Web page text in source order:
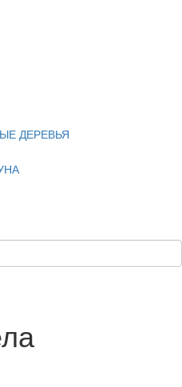
ДЕРЕВЬЯ